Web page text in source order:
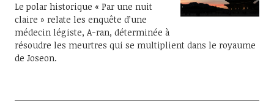
Le polar historique « Par une nuit
claire » relate les enquête d’une
médecin légiste, A-ran, déterminée à
résoudre les meurtres qui se multiplient dans le royaume
de Joseon.